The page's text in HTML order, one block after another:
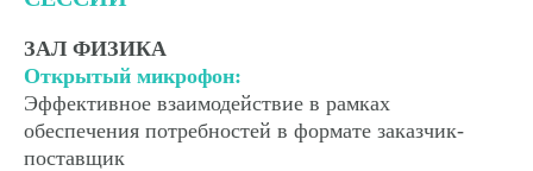
ЗАЛ ФИЗИКА
Открытый микрофон:
Эффективное взаимодействие в рамках
обеспечения потребностей в формате заказчик-
поставщик